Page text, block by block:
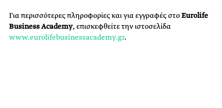
Για περισσότερες πληροφορίες και για εγγραφές στοEurolife
BusinessAcademy, επισκεφθείτε την ιστοσελίδα
www.eurolifebusinessacademy.gr.